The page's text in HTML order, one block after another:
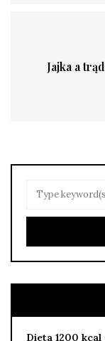
Jajka a
Dieta 1200 kcal